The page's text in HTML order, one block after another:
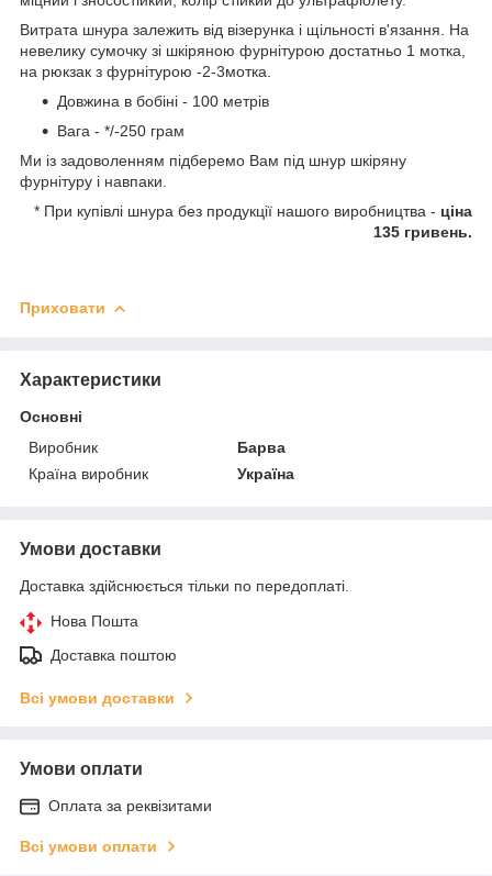
Витрата шнура залежить від візерунка і щільності в'язання. На
невелику сумочку зі шкіряною фурнітурою достатньо 1 мотка,
на рюкзак з фурнітурою -2-3мотка.
Довжина в бобіні - 100 метрів
Вага - */-250 грам
Ми із задоволенням підберемо Вам під шнур шкіряну
фурнітуру і навпаки.
* При купівлі шнура без продукції нашого виробництва - ціна
135 гривень.
Приховати
Характеристики
Основні
Виробник
Барва
Країна виробник
Україна
Умови доставки
Доставка здійснюється тільки по передоплаті.
Нова Пошта
Доставка поштою
Всі умови доставки
Умови оплати
Оплата за реквізитами
Всі умови оплати